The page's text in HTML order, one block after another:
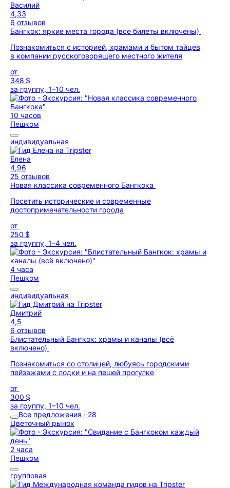
Василий
4,33
6 отзывов
Бангкок: яркие места города (все билеты включены)
Познакомиться с историей, храмами и бытом тайцев
в компании русскоговорящего местного жителя
от
348 $
за группу, 1–10 чел.
10 часов
Пешком
индивидуальная
Елена
4,96
25 отзывов
Новая классика современного Бангкока
Посетить исторические и современные
достопримечательности города
от
250 $
за группу, 1–4 чел.
4 часа
Пешком
индивидуальная
Дмитрий
4,5
6 отзывов
Блистательный Бангкок: храмы и каналы (всё
включено)
Познакомиться со столицей, любуясь городскими
пейзажами с лодки и на пешей прогулке
от
300 $
за группу, 1–10 чел.
Все предложения · 28
Цветочный рынок
2 часа
Пешком
групповая